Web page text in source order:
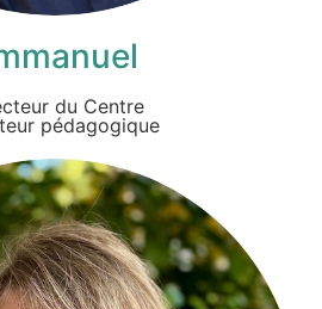
du Centre
pédagogique